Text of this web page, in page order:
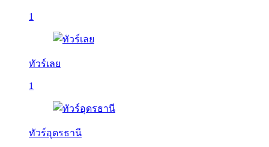
1
ทัวร์เลย
1
ทัวร์อุดรธานี